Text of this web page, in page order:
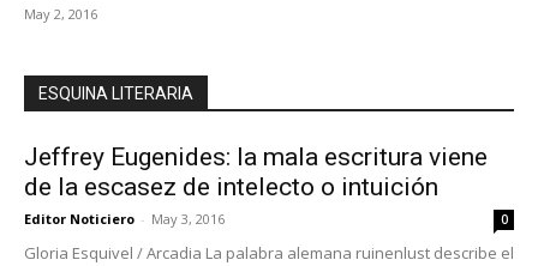
May 2, 2016
ESQUINA LITERARIA
Jeffrey Eugenides: la mala escritura viene
de la escasez de intelecto o intuición
Editor Noticiero - May 3, 2016 0
Gloria Esquivel / Arcadia La palabra alemana ruinenlust describe el